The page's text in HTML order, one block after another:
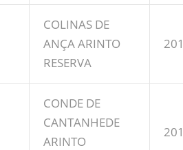
COLINAS DE
ANÇA ARINTO
RESERVA
CONDE DE
CANTANHEDE
ARINTO